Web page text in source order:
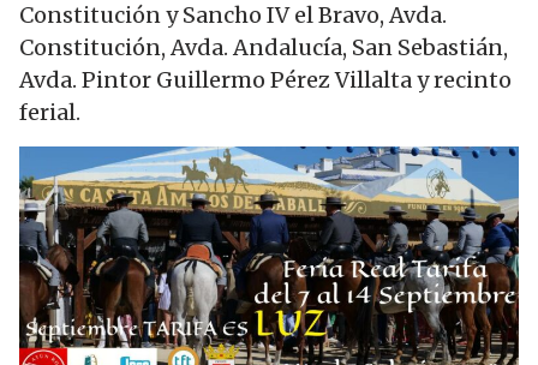
Constitución y Sancho IV el Bravo, Avda.
Constitución, Avda. Andalucía, San Sebastián,
Avda. Pintor Guillermo Pérez Villalta y recinto
ferial.